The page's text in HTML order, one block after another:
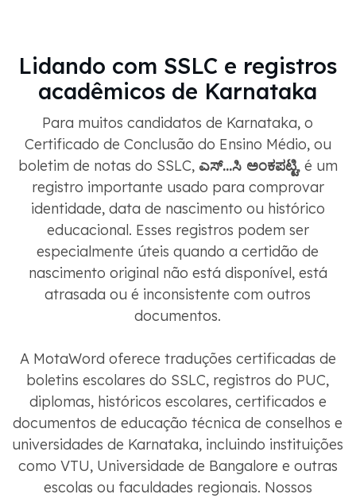
Lidando com SSLC e registros
acadêmicos de Karnataka
Para muitos candidatos de Karnataka, o
Certificado de Conclusão do Ensino Médio, ou
boletim de notas do SSLC, ಎಸ್...ಸಿ ಅಂಕಪಟ್ಟಿ, é um
registro importante usado para comprovar
identidade, data de nascimento ou histórico
educacional. Esses registros podem ser
especialmente úteis quando a certidão de
nascimento original não está disponível, está
atrasada ou é inconsistente com outros
documentos.
A MotaWord oferece traduções certificadas de
boletins escolares do SSLC, registros do PUC,
diplomas, históricos escolares, certificados e
documentos de educação técnica de conselhos e
universidades de Karnataka, incluindo instituições
como VTU, Universidade de Bangalore e outras
escolas ou faculdades regionais. Nossos